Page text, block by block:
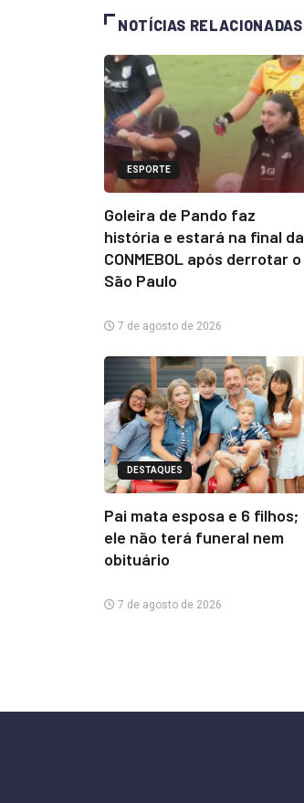
NOTÍCIAS RELACIONADAS
ESPORTE
Goleira de Pando faz
história e estará na final da
CONMEBOL após derrotar o
São Paulo
7 de agosto de 2026
DESTAQUES
Pai mata esposa e 6 filhos;
ele não terá funeral nem
obituário
7 de agosto de 2026